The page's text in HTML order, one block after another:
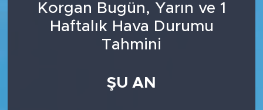
Korgan Bugün, Yarın ve 1
Haftalık Hava Durumu
Tahmini
ŞU AN
Siyaset
Süper Lig Puan Durumu ve Fikstür
Tüm Manşetler